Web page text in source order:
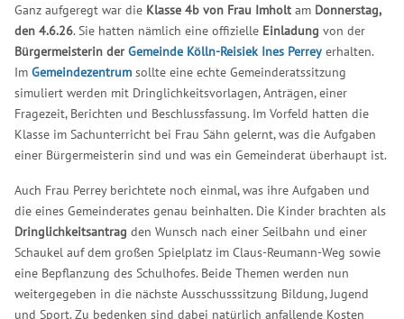
Ganz aufgeregt war die Klasse 4b von Frau Imholtam Donnerstag,
den 4.6.26. Sie hatten nämlich eine offizielle Einladung von der
Bürgermeisterin derGemeinde Kölln-Reisiek Ines Perrey erhalten.
ImGemeindezentrum sollte eine echte Gemeinderatssitzung
simuliert werden mit Dringlichkeitsvorlagen, Anträgen, einer
Fragezeit, Berichten und Beschlussfassung. Im Vorfeld hatten die
Klasse im Sachunterricht bei Frau Sähn gelernt, was die Aufgaben
einer Bürgermeisterin sind und was ein Gemeinderat überhaupt ist.
Auch Frau Perrey berichtete noch einmal, was ihre Aufgaben und
die eines Gemeinderates genau beinhalten. Die Kinder brachten als
Dringlichkeitsantrag den Wunsch nach einer Seilbahn und einer
Schaukel auf dem großen Spielplatz im Claus-Reumann-Weg sowie
eine Bepflanzung des Schulhofes. Beide Themen werden nun
weitergegeben in die nächste Ausschusssitzung Bildung, Jugend
und Sport. Zu bedenken sind dabei natürlich anfallende Kosten